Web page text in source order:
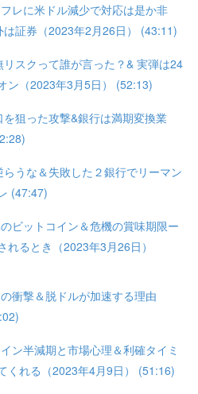
レに米ドル減少で対応は是か非
証券（2023年2月26日） (43:11)
スクって誰が言った？& 実弾は24
ン（2023年3月5日） (52:13)
狙った攻撃&銀行は満期変換業
うな＆失敗した２銀行でリーマン
(47:47)
ビットコイン＆危機の賞味期限ー
れるとき（2023年3月26日）
衝撃＆脱ドルが加速する理由
ン半減期と市場心理＆利確タイミ
くれる（2023年4月9日） (51:16)